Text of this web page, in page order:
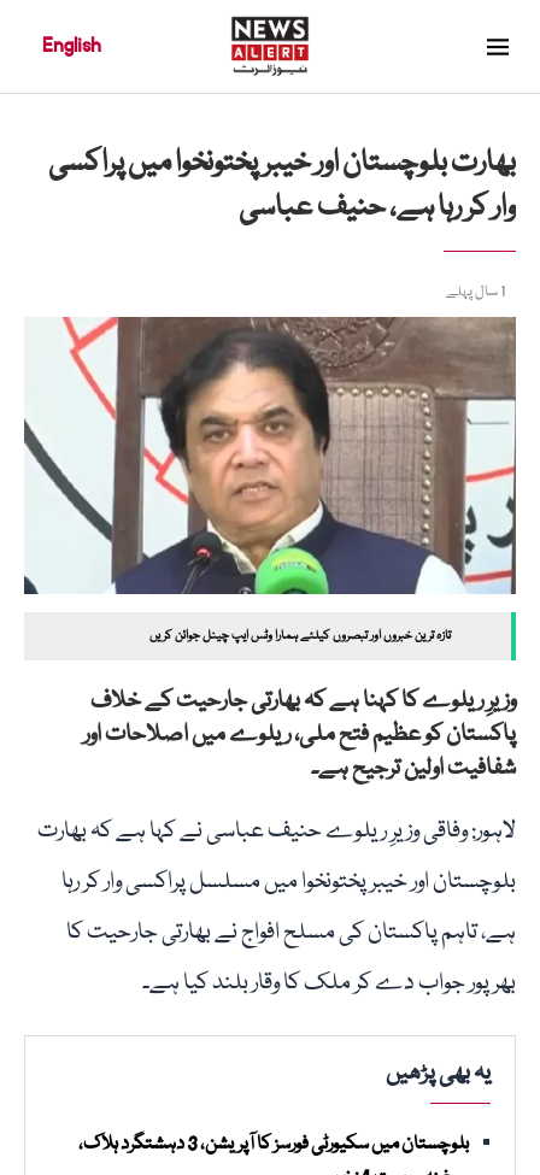
English
بھارت بلوچستان اور خیبرپختونخوا میں پراکسی
وار کر رہا ہے، حنیف عباسی
1 سال پہلے
تازہ ترین خبروں اور تبصروں کیلئے ہمارا وٹس ایپ چینل جوائن کریں
وزیرِ ریلوے کا کہنا ہے کہ بھارتی جارحیت کے خلاف
پاکستان کو عظیم فتح ملی، ریلوے میں اصلاحات اور
شفافیت اولین ترجیح ہے۔
لاہور: وفاقی وزیرِ ریلوے حنیف عباسی نے کہا ہے کہ بھارت
بلوچستان اور خیبرپختونخوا میں مسلسل پراکسی وار کر رہا
ہے، تاہم پاکستان کی مسلح افواج نے بھارتی جارحیت کا
بھرپور جواب دے کر ملک کا وقار بلند کیا ہے۔
یہ بھی پڑھیں
بلوچستان میں سکیورٹی فورسز کا آپریشن، 3 دہشتگرد ہلاک،